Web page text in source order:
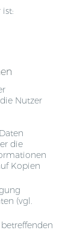
Nutzer
die
Kopien
(vgl.